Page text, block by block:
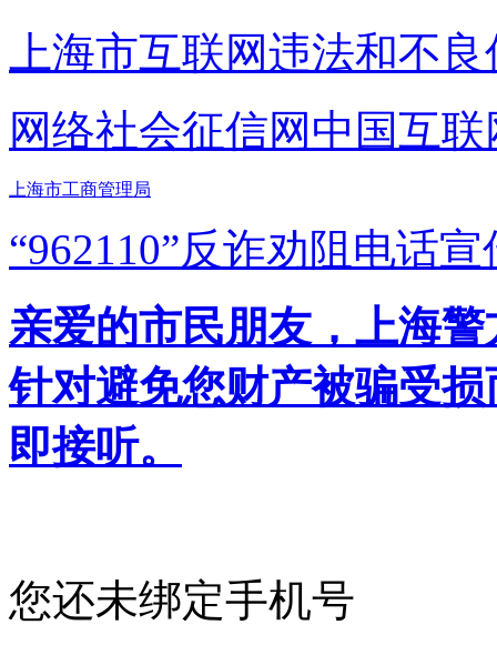
上海市互联网违法和不
网络社会征信网 中国互
上海市工商管理局
“962110”反诈劝阻电话宣
亲爱的市民朋友，上海
针对避免您财产被骗受
即接听。
您还未绑定手机号